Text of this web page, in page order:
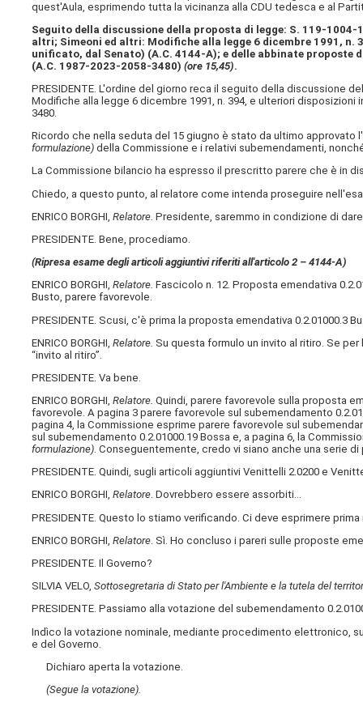
quest'Aula, esprimendo tutta la vicinanza alla CDU tedesca e al
Seguito della discussione della proposta di legge: S. 119-
altri; Simeoni ed altri: Modifiche alla legge 6 dicembre 1991,
unificato, dal Senato) (A.C. 4144-A); e delle abbinate
(A.C. 1987-2023-2058-3480)(ore 15,45).
PRESIDENTE. L'ordine del giorno reca il seguito della discussione
Modifiche alla legge 6 dicembre 1991, n. 394, e ulteriori
3480.
Ricordo che nella seduta del 15 giugno è stato da ultimo
formulazione) della Commissione e i relativi subemendamenti,
La Commissione bilancio ha espresso il prescritto parere che è in
Chiedo, a questo punto, al relatore come intenda proseguire
ENRICO BORGHI,Relatore. Presidente, saremmo in condizione di
PRESIDENTE. Bene, procediamo.
(Ripresa esame degli articoli aggiuntivi riferiti all'articolo 2 – 4144-A)
ENRICO BORGHI,Relatore.Fascicolo n. 12. Proposta emendativa
Busto, parere favorevole.
PRESIDENTE. Scusi, c'è prima la proposta emendativa 0.2.01000.3
ENRICO BORGHI,Relatore.Su questa formulo un invito al ritiro. Se
“invito al ritiro”.
PRESIDENTE. Va bene.
ENRICO BORGHI,Relatore. Quindi, parere favorevole sulla proposta
favorevole. A pagina 3 parere favorevole sul subemendamento
pagina 4, la Commissione esprime parere favorevole sul
sul subemendamento 0.2.01000.19 Bossa e, a pagina 6, la
formulazione). Conseguentemente, credo vi siano anche una serie
PRESIDENTE. Quindi, sugli articoli aggiuntivi Venittelli 2.0200 e
ENRICO BORGHI,Relatore. Dovrebbero essere assorbiti…
PRESIDENTE. Questo lo stiamo verificando. Ci deve esprimere
ENRICO BORGHI,Relatore . Sì. Ho concluso i pareri sulle proposte
PRESIDENTE. Il Governo?
SILVIA VELO, Sottosegretaria di Stato per l'Ambiente e la tutela del
PRESIDENTE. Passiamo alla votazione del subemendamento
Indìco la votazione nominale, mediante procedimento elettronico,
e del Governo.
Dichiaro aperta la votazione.
(Segue la votazione).